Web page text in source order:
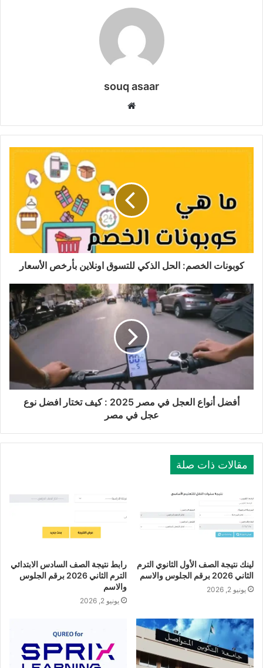
souq asaar
كوبونات الخصم: الحل الذكي للتسوق اونلاين بأرخص الأسعار
أفضل أنواع العجل في مصر 2025 : كيف تختار افضل نوع
عجل في مصر
مقالات ذات صلة
لينك نتيجة الصف الأول الثانوي الترم
الثاني 2026 برقم الجلوس والاسم
يونيو 2, 2026
رابط نتيجة الصف السادس الابتدائي
الترم الثاني 2026 برقم الجلوس
والاسم
يونيو 2, 2026